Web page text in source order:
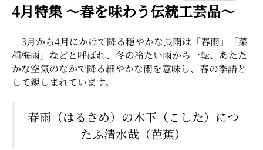
4月特集 〜春を味わう伝統工芸品〜
3月から4月にかけて降る穏やかな長雨は「春雨」「菜
種梅雨」などと呼ばれ、冬の冷たい雨から一転、あたた
かな空気のなかで降る細やかな雨を意味し、春の季語と
して親しまれています。
春雨（はるさめ）の木下（こした）につ
たふ清水哉（芭蕉）